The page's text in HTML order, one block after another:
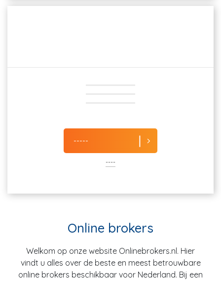
-----
----
Online brokers
Welkom op onze website Onlinebrokers.nl. Hier
vindt u alles over de beste en meest betrouwbare
online brokers beschikbaar voor Nederland. Bij een